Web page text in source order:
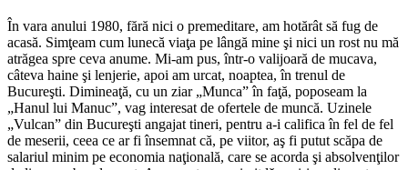
În vara anului 1980, fără nici o premeditare, am hotărât să fug de
acasă. Simţeam cum lunecă viaţa pe lângă mine şi nici un rost nu mă
atrăgea spre ceva anume. Mi-am pus, într-o valijoară de mucava,
câteva haine şi lenjerie, apoi am urcat, noaptea, în trenul de
Bucureşti. Dimineaţă, cu un ziar „Munca” în faţă, poposeam la
„Hanul lui Manuc”, vag interesat de ofertele de muncă. Uzinele
„Vulcan” din Bucureşti angajat tineri, pentru a-i califica în fel de fel
de meserii, ceea ce ar fi însemnat că, pe viitor, aş fi putut scăpa de
salariul minim pe economia naţională, care se acorda şi absolvenţilor